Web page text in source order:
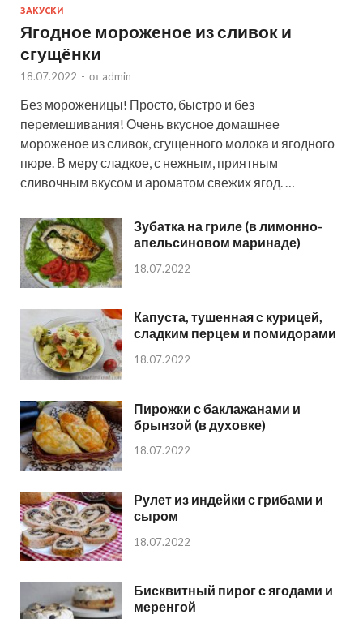
ЗАКУСКИ
Ягодное мороженое из сливок и
сгущёнки
18.07.2022 - от admin
Без мороженицы! Просто, быстро и без
перемешивания! Очень вкусное домашнее
мороженое из сливок, сгущенного молока и ягодного
пюре. В меру сладкое, с нежным, приятным
сливочным вкусом и ароматом свежих ягод. …
Зубатка на гриле (в лимонно-
апельсиновом маринаде)
18.07.2022
Капуста, тушенная с курицей,
сладким перцем и помидорами
18.07.2022
Пирожки с баклажанами и
брынзой (в духовке)
18.07.2022
Рулет из индейки с грибами и
сыром
18.07.2022
Бисквитный пирог с ягодами и
меренгой